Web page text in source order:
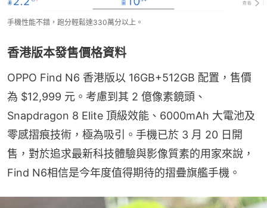
手機性能不錯，跑分輕鬆達330萬分以上。
香港版本發售價格資料
OPPO Find N6 香港版以 16GB+512GB 配置，售價
為 $12,999 元。考慮到其 2 億像素鏡頭、
Snapdragon 8 Elite 頂級效能、6000mAh 大電池及
零感摺痕技術，極為吸引。手機已於 3 月 20 日開
售，對於追求最新科技體驗與影像質素的用家來說，
Find N6相信是今年度值得期待的摺疊旗艦手機。